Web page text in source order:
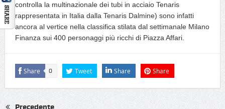
controlla la multinazionale dei tubi in acciaio Tenaris
rappresentata in Italia dalla Tenaris Dalmine) sono infatti
ancora al vertice nella classifica stilata dal settimanale Milano
Finanza sui 400 personaggi più ricchi di Piazza Affari.
Share 0 Tweet Share Share
Precedente